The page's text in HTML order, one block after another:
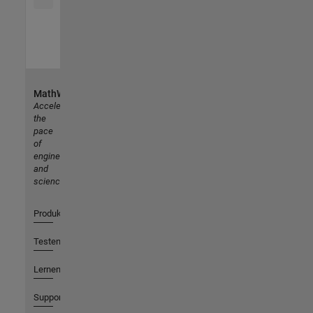
MathWorks
Accelerating
the
pace
of
engineering
and
science
Produkte
Testen oder Kaufen
Lernen
Support